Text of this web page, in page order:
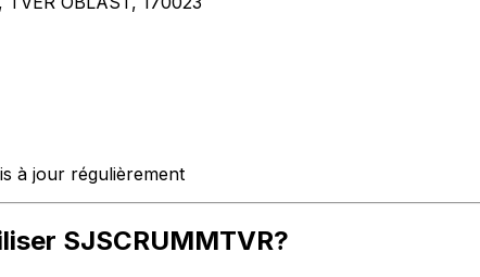
à jour régulièrement
SJSCRUMMTVR?